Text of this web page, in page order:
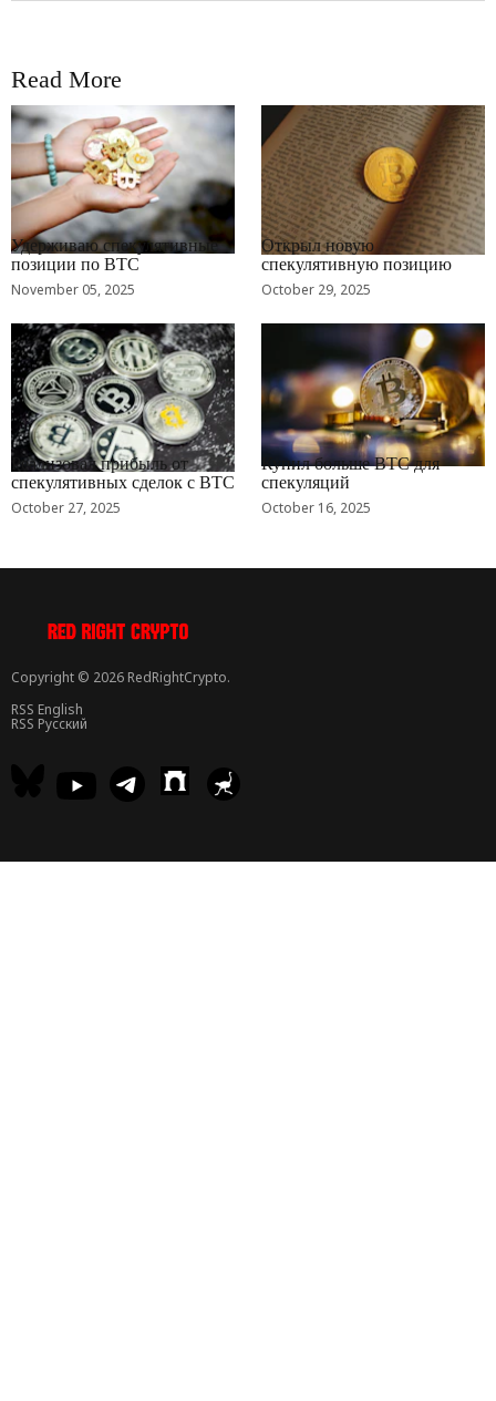
Read More
RRCNEWS_RU
Удерживаю спекулятивные
позиции по BTC
November 05, 2025
RRCNEWS_RU
Открыл новую
спекулятивную позицию
October 29, 2025
RRCNEWS_RU
Реализовал прибыль от
спекулятивных сделок с BTC
October 27, 2025
RRCNEWS_RU
Купил больше BTC для
спекуляций
October 16, 2025
Copyright © 2026 RedRightCrypto.
RSS English
RSS Русский